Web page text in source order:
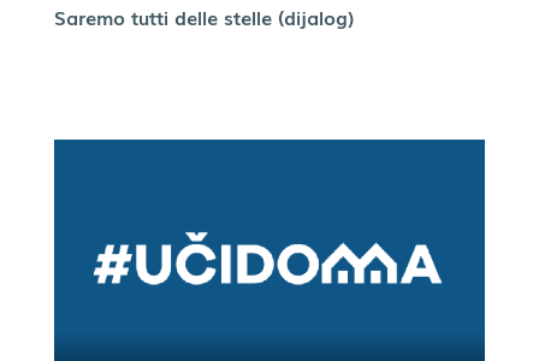
Saremo tutti delle stelle (dijalog)